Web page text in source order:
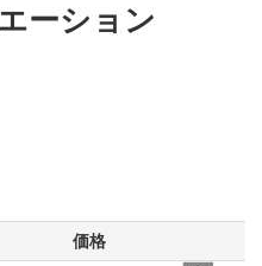
ーション
価格